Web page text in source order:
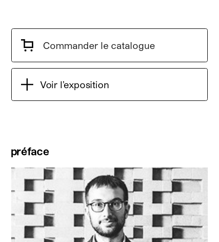
Commander le catalogue
Voir l’exposition
préface